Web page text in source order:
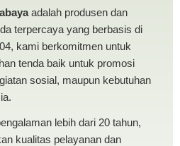
adalah produsen dan
terpercaya yang berbasis di
kami berkomitmen untuk
tenda baik untuk promosi
sosial, maupun kebutuhan
lebih dari 20 tahun,
kualitas pelayanan dan